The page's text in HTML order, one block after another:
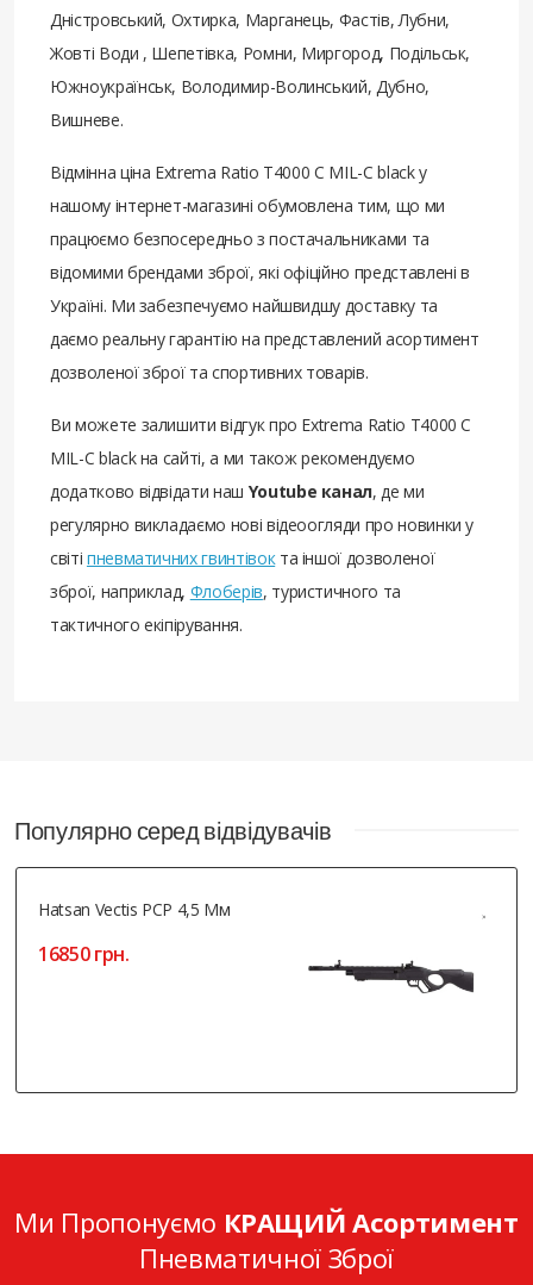
Дністровський, Охтирка, Марганець, Фастів, Лубни,
Жовті Води , Шепетівка, Ромни, Миргород, Подільськ,
Южноукраїнськ, Володимир-Волинський, Дубно,
Вишневе.
Відмінна ціна Extrema Ratio T4000 C MIL-C black у
нашому інтернет-магазині обумовлена ​​тим, що ми
працюємо безпосередньо з постачальниками та
відомими брендами зброї, які офіційно представлені в
Україні. Ми забезпечуємо найшвидшу доставку та
даємо реальну гарантію на представлений асортимент
дозволеної зброї та спортивних товарів.
Ви можете залишити відгук про Extrema Ratio T4000 C
MIL-C black на сайті, а ми також рекомендуємо
додатково відвідати наш Youtube канал, де ми
регулярно викладаємо нові відеоогляди про новинки у
світі пневматичних гвинтівокта іншої дозволеної
зброї, наприклад, Флоберів, туристичного та
тактичного екіпірування.
Популярно серед відвідувачів
Hatsan Vectis PCP 4,5 Мм
16850 грн.
Ми Пропонуємо КРАЩИЙ Асортимент
Пневматичної Зброї